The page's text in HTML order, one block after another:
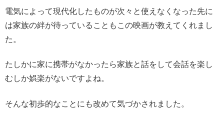
電気によって現代化したものが次々と使えなくなった先に
は家族の絆が待っていることもこの映画が教えてくれまし
た。
たしかに家に携帯がなかったら家族と話をして会話を楽し
むしか娯楽がないですよね。
そんな初歩的なことにも改めて気づかされました。